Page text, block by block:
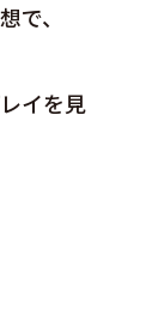
で、
イを見